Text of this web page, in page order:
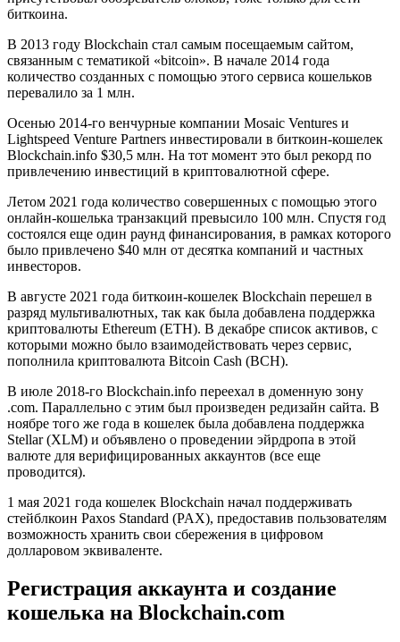
биткоина.
В 2013 году Blockchain стал самым посещаемым сайтом,
связанным с тематикой «bitcoin». В начале 2014 года
количество созданных с помощью этого сервиса кошельков
перевалило за 1 млн.
Осенью 2014-го венчурные компании Mosaic Ventures и
Lightspeed Venture Partners инвестировали в биткоин-кошелек
Blockchain.info $30,5 млн. На тот момент это был рекорд по
привлечению инвестиций в криптовалютной сфере.
Летом 2021 года количество совершенных с помощью этого
онлайн-кошелька транзакций превысило 100 млн. Спустя год
состоялся еще один раунд финансирования, в рамках которого
было привлечено $40 млн от десятка компаний и частных
инвесторов.
В августе 2021 года биткоин-кошелек Blockchain перешел в
разряд мультивалютных, так как была добавлена поддержка
криптовалюты Ethereum (ETH). В декабре список активов, с
которыми можно было взаимодействовать через сервис,
пополнила криптовалюта Bitcoin Cash (BCH).
В июле 2018-го Blockchain.info переехал в доменную зону
.com. Параллельно с этим был произведен редизайн сайта. В
ноябре того же года в кошелек была добавлена поддержка
Stellar (XLM) и объявлено о проведении эйрдропа в этой
валюте для верифицированных аккаунтов (все еще
проводится).
1 мая 2021 года кошелек Blockchain начал поддерживать
стейблкоин Paxos Standard (PAX), предоставив пользователям
возможность хранить свои сбережения в цифровом
долларовом эквиваленте.
Регистрация аккаунта и создание
кошелька на Blockchain.com